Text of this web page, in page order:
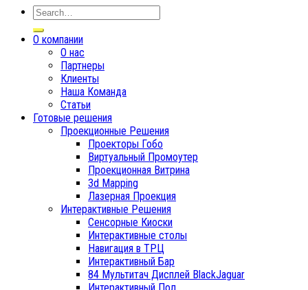
О компании
О нас
Партнеры
Клиенты
Наша Команда
Статьи
Готовые решения
Проекционные Решения
Проекторы Гобо
Виртуальный Промоутер
Проекционная Витрина
3d Mapping
Лазерная Проекция
Интерактивные Решения
Сенсорные Киоски
Интерактивные столы
Навигация в ТРЦ
Интерактивный Бар
84 Мультитач Дисплей BlackJaguar